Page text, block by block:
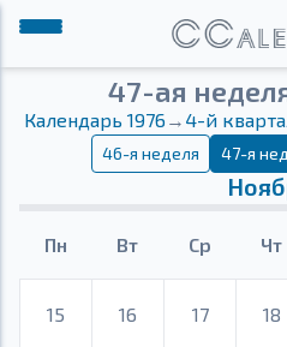
47-ая
Календарь 1976 → 4-й
46-я неделя 47-я
Пн Вт Ср Чт
15 16 17 18